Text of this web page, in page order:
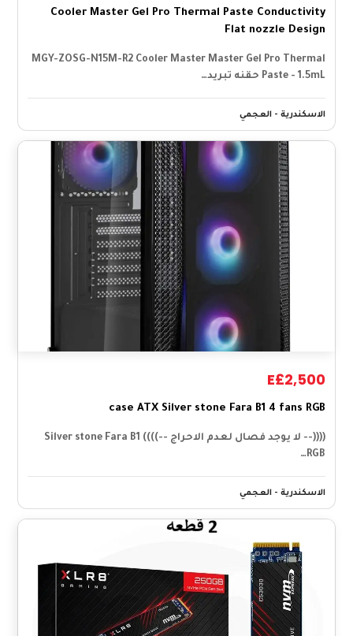
Cooler Master Gel Pro Thermal Paste Conductivity
Flat nozzle Design
MGY-ZOSG-N15M-R2 Cooler Master Master Gel Pro Thermal
Paste - 1.5mL حقنه تبريد…
الاسكندرية - العجمي
case ATX Silver stone Fara B1 4 fans RGB
((((-- لا يوجد فصال لعدم الاحراج --)))) Silver stone Fara B1
RGB…
الاسكندرية - العجمي
E£2,500